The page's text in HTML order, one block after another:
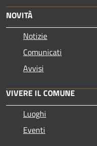
NOVITÀ
Notizie
Comunicati
Avvisi
VIVERE IL COMUNE
Luoghi
Eventi